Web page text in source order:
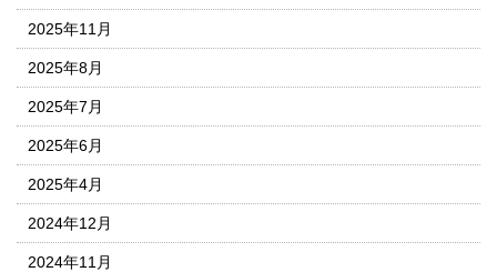
2025年11月
2025年8月
2025年7月
2025年6月
2025年4月
2024年12月
2024年11月